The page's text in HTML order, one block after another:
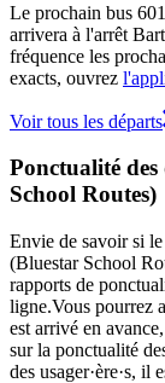
Le prochain bus
arrivera à l'arrêt
fréquence les
exacts, ouvrez
Voir tous les départs
Ponctualité
School Routes)
Envie de savoir si
(Bluestar School
rapports de
ligne.Vous pourrez
est arrivé en
sur la ponctualité
des usager·ère·s, il